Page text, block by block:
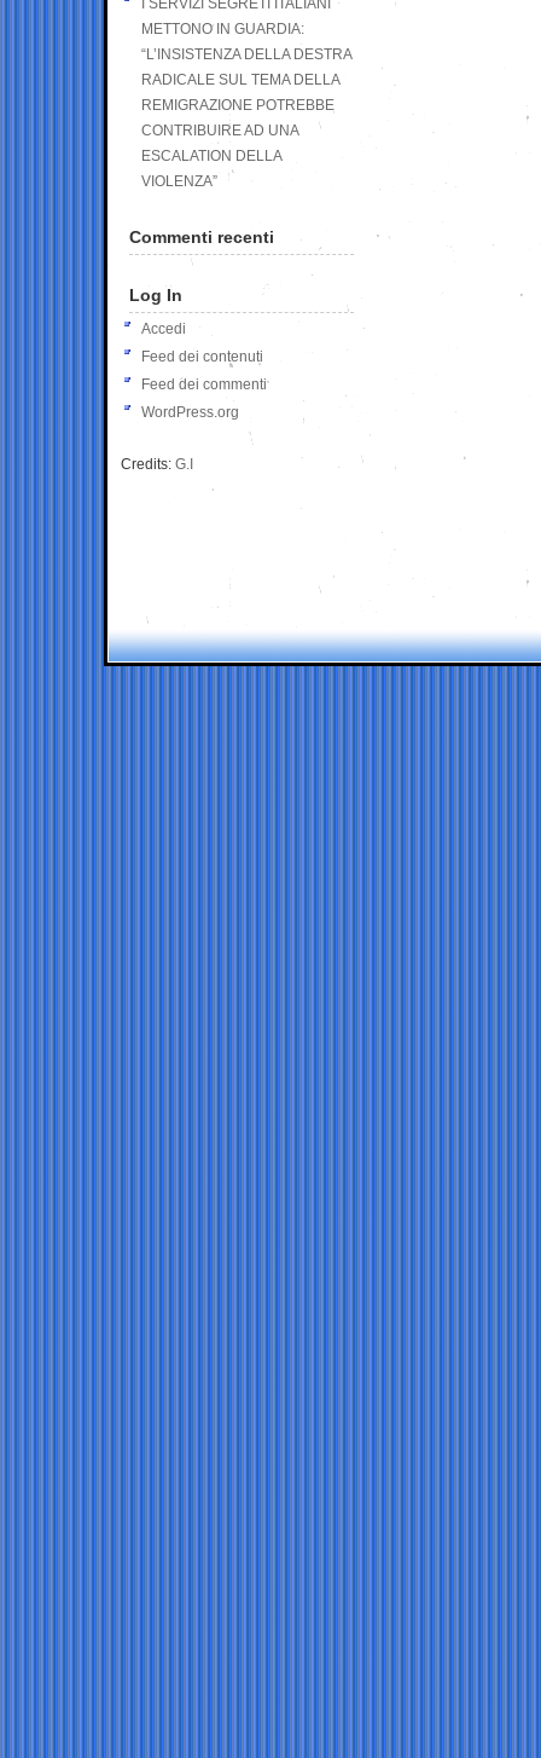
I SERVIZI SEGRETI ITALIANI
METTONO IN GUARDIA:
“L’INSISTENZA DELLA DESTRA
RADICALE SUL TEMA DELLA
REMIGRAZIONE POTREBBE
CONTRIBUIRE AD UNA
ESCALATION DELLA
VIOLENZA”
Commenti recenti
Log In
Accedi
Feed dei contenuti
Feed dei commenti
WordPress.org
Credits: G.I